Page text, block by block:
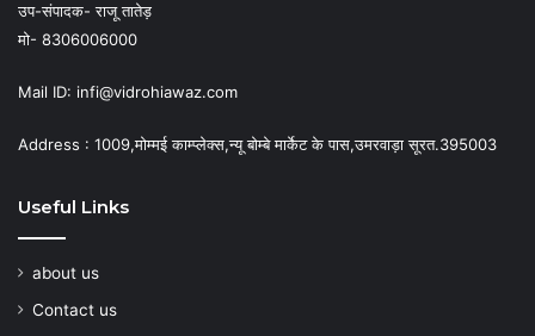
उप-संपादक- राजू तातेड़
मो- 8306006000
Mail ID: infi@vidrohiawaz.com
Address : 1009,मोम्मई काम्प्लेक्स,न्यू बोम्बे मार्केट के पास,उमरवाड़ा सूरत.395003
Useful Links
about us
Contact us